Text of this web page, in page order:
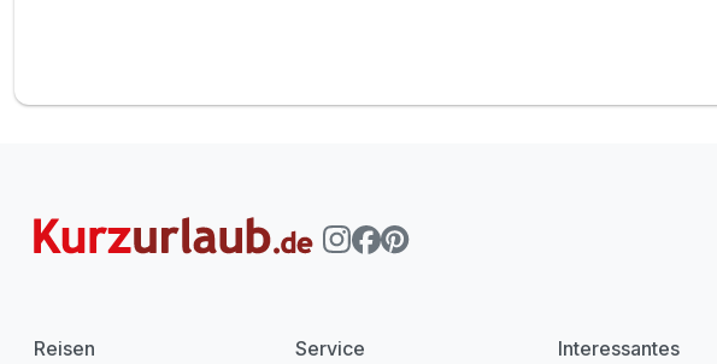
Reisen Service Interessantes